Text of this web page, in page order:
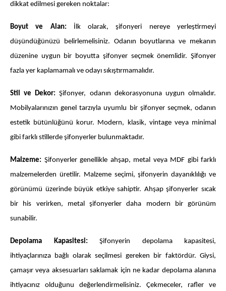
dikkat edilmesi gereken noktalar:
Boyut ve Alan: İlk olarak, şifonyeri nereye yerleştirmeyi
düşündüğünüzü belirlemelisiniz. Odanın boyutlarına ve mekanın
düzenine uygun bir boyutta şifonyer seçmek önemlidir. Şifonyer
fazla yer kaplamamalı ve odayı sıkıştırmamalıdır.
Stil ve Dekor: Şifonyer, odanın dekorasyonuna uygun olmalıdır.
Mobilyalarınızın genel tarzıyla uyumlu bir şifonyer seçmek, odanın
estetik bütünlüğünü korur. Modern, klasik, vintage veya minimal
gibi farklı stillerde şifonyerler bulunmaktadır.
Malzeme: Şifonyerler genellikle ahşap, metal veya MDF gibi farklı
malzemelerden üretilir. Malzeme seçimi, şifonyerin dayanıklılığı ve
görünümü üzerinde büyük etkiye sahiptir. Ahşap şifonyerler sıcak
bir his verirken, metal şifonyerler daha modern bir görünüm
sunabilir.
Depolama Kapasitesi: Şifonyerin depolama kapasitesi,
ihtiyaçlarınıza bağlı olarak seçilmesi gereken bir faktördür. Giysi,
çamaşır veya aksesuarları saklamak için ne kadar depolama alanına
ihtiyacınız olduğunu değerlendirmelisiniz. Çekmeceler, rafler ve